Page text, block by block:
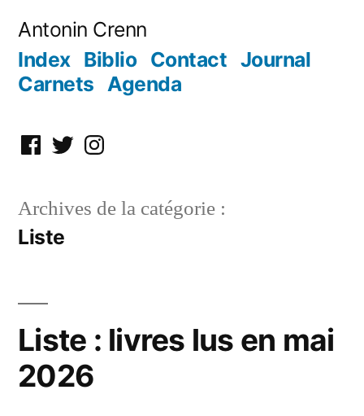
contenu
Antonin Crenn
Index Biblio Contact Journal
Carnets Agenda
Facebook
TwitterInstagram
Archives de la catégorie :
Liste
Liste : livres lus en mai
2026